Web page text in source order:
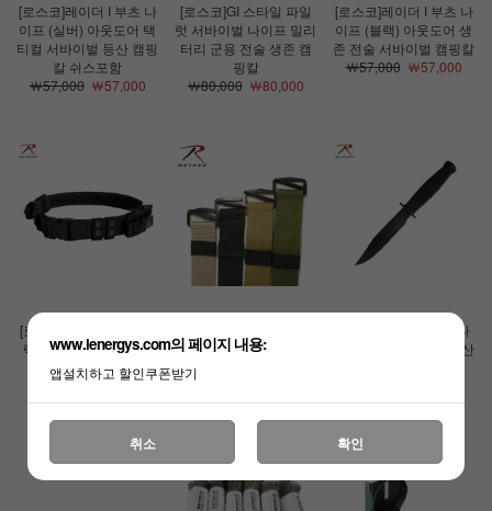
[로스코]레이더 I 부츠 나
이프 (실버) 아웃도어 택
티컬 서바이벌 등산 캠핑
칼 쉬스포함
￦57,000￦57,000
[로스코]GI 스타일 파일
럿 서바이벌 나이프 밀리
터리 군용 전술 생존 캠
핑칼
￦80,000￦80,000
[로스코]레이더 I 부츠 나
이프 (블랙) 아웃도어 생
존 전술 서바이벌 캠핑칼
￦57,000￦57,000
[로스코]택티컬 벨트 (블
랙) 밀리터리 서바이벌
군용 허리띠
￦44,000 ￦44,000
리터리 군용 허리띠
￦15,000
[로스코]베트남 컴뱃 나
이프 서바이벌 생존 등산
www.lenergys.com의 페이지 내용:
앱설치하고 할인쿠폰받기
취소 확인